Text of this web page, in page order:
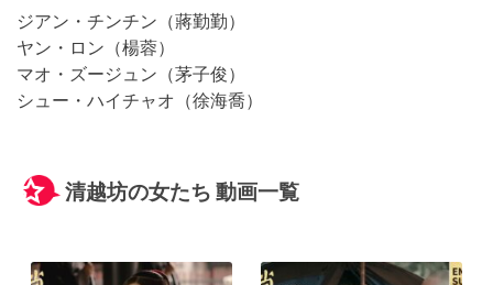
ジアン・チンチン（蔣勤勤）
ヤン・ロン（楊蓉）
マオ・ズージュン（茅子俊）
シュー・ハイチャオ（徐海喬）
清越坊の女たち 動画一覧